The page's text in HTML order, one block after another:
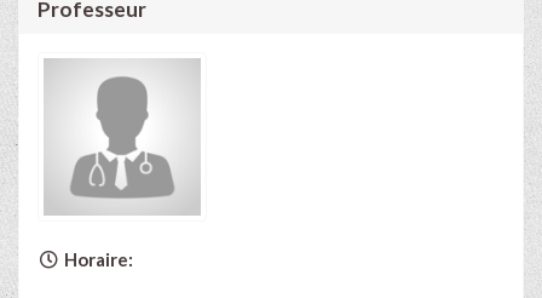
Professeur
Horaire: